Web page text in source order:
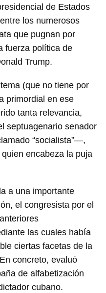
de Estados
los numerosos
que pugnan por
fuerza política de
Trump.
(que no tiene por
primordial en ese
tanta relevancia,
septuagenario senador
“socialista”—,
encabeza la puja
a una importante
el congresista por el
las cuales había
ciertas facetas de la
concreto, evaluó
de alfabetización
cubano.